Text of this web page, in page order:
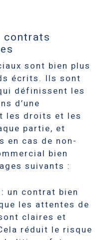
contrats
sont bien plus
écrits. Ils sont
définissent les
d’une
les droits et les
partie, et
en cas de non-
bien
suivants :
un contrat bien
les attentes de
claires et
réduit le risque